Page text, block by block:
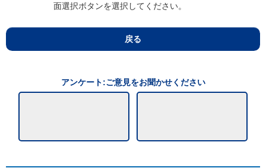
面選択ボタンを選択してください。
戻る
アンケート:ご意見をお聞かせください